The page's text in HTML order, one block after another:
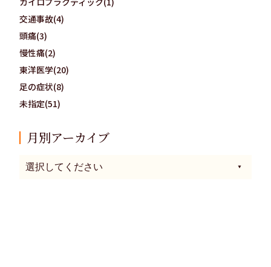
交通事故(4)
頭痛(3)
慢性痛(2)
東洋医学(20)
足の症状(8)
未指定(51)
月別アーカイブ